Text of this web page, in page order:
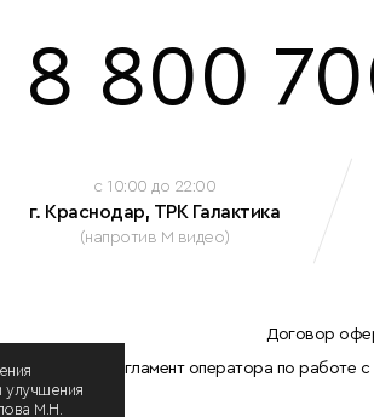
8 800
c 10:00 до 22:00
г. Краснодар, ТРК Галактика
(напротив М видео)
Договор
Регламент оператора по работе
улучшения
М.Н.